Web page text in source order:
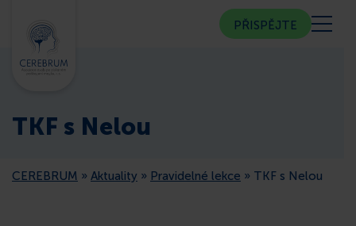
PŘISPĚJTE
TKF s Nelou
CEREBRUM » Aktuality » Pravidelné lekce » TKF s Nelou